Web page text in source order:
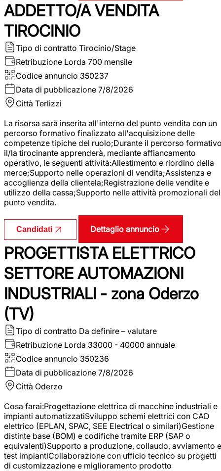
ADDETTO/A VENDITA
TIROCINIO
Tipo di contratto Tirocinio/Stage
Retribuzione Lorda 700 mensile
Codice annuncio 350237
Data di pubblicazione 7/8/2026
Città Terlizzi
La risorsa sarà inserita all'interno del punto vendita con un
percorso formativo finalizzato all'acquisizione delle
competenze tipiche del ruolo;Durante il percorso
il/la tirocinante apprenderà, mediante affiancamento
operativo, le seguenti attività:Allestimento e riordino della
merce;Supporto nelle operazioni di vendita;Assistenza e
accoglienza della clientela;Registrazione delle vendite e
utilizzo della cassa;Supporto nelle attività promozionali del
punto vendita.
Candidati Dettaglio annuncio
PROGETTISTA ELETTRICO
SETTORE AUTOMAZIONI
INDUSTRIALI - zona Oderzo
(TV)
Tipo di contratto Da definire – valutare
Retribuzione Lorda 33000 - 40000 annuale
Codice annuncio 350236
Data di pubblicazione 7/8/2026
Città Oderzo
Cosa farai:Progettazione elettrica di macchine industriali e
impianti automatizzatiSviluppo schemi elettrici con CAD
elettrico (EPLAN, SPAC, SEE Electrical o similari)Gestione
distinte base (BOM) e codifiche tramite ERP (SAP o
equivalenti)Supporto a produzione, collaudo, avviamento e
test impiantiCollaborazione con ufficio tecnico su progetti
di customizzazione e miglioramento prodotto